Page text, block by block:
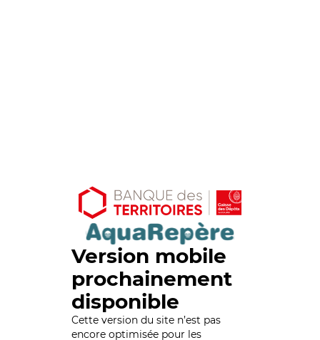
Version mobile
prochainement
disponible
Cette version du site n’est pas
encore optimisée pour les